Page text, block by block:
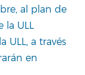
al plan de
la ULL
ULL, a través
en